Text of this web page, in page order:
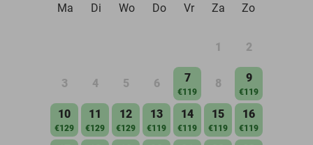
Ma
Di Wo Do Vr Za Zo
1 2
3 4 5 6 7
€119
8 9
€119
10
€129
11
€129
12
€129
13
€119
14
€119
15
€119
16
€119